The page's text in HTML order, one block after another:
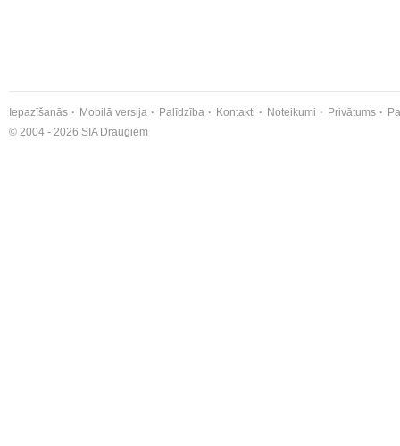
Iepazīšanās Mobilā versija Palīdzība Kontakti Noteikumi Privātums
© 2004 - 2026 SIA Draugiem